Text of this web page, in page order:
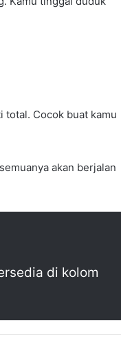
total. Cocok buat kamu
akan berjalan
di kolom